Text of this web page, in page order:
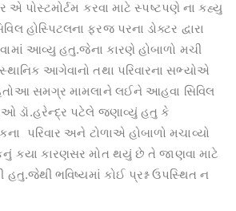
એ પોસ્ટમોર્ટમ કરવા માટે સ્પષ્ટપણે ના કહ્યુ
હોસ્પિટલના ફરજ પરના ડોક્ટર દ્વારા
આવ્યુ હતુ.જેના કારણે હોબાળો મચી
આગેવાનો તથા પરિવારના સભ્યોએ
હતોઆ સમગ્ર મામલાને લઈને આહવા સિવિલ
ડૉ.હરેન્દ્ર પટેલે જણાવ્યું હતુ કે
પરિવાર અને ટોળાએ હોબાળો મચાવ્યો
કયા કારણસર મોત થયું છે તે જાણવા માટે
હતુ.જેથી ભવિષ્યમાં કોઈ પ્રશ્ન ઉપસ્થિત ન